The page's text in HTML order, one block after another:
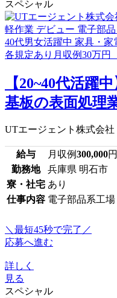
スペシャル
【20~40代活躍
基板の表面処理
UTエージェント株式会社
給与 月収例300,000円
勤務地
兵庫県 明石市
寮・社宅 あり
仕事内容 電子部品系工
＼最短45秒で完了／
応募へ進む
詳しく
見る
スペシャル